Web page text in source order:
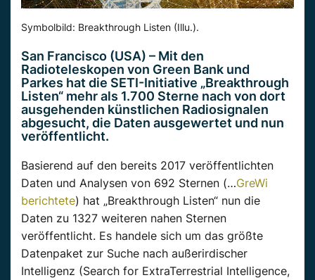
Symbolbild: Breakthrough Listen (Illu.).
San Francisco (USA) – Mit den
Radioteleskopen von Green Bank und
Parkes hat die SETI-Initiative „Breakthrough
Listen“ mehr als 1.700 Sterne nach von dort
ausgehenden künstlichen Radiosignalen
abgesucht, die Daten ausgewertet und nun
veröffentlicht.
Basierend auf den bereits 2017 veröffentlichten
Daten und Analysen von 692 Sternen (…GreWi
berichtete) hat „Breakthrough Listen“ nun die
Daten zu 1327 weiteren nahen Sternen
veröffentlicht. Es handele sich um das größte
Datenpaket zur Suche nach außerirdischer
Intelligenz (Search for ExtraTerrestrial Intelligence,